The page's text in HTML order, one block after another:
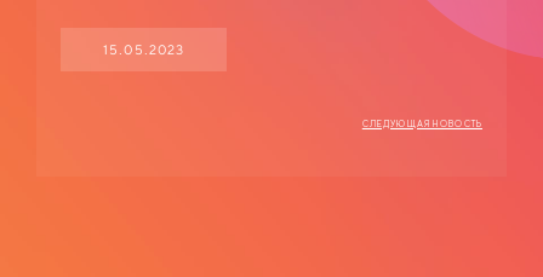
15.05.2023
СЛЕДУЮЩАЯ НОВОСТЬ